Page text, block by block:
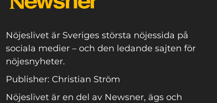
Nöjeslivet är Sveriges största nöjessida på
sociala medier – och den ledande sajten för
nöjesnyheter.
Publisher: Christian Ström
Nöjeslivet är en del av Newsner, ägs och